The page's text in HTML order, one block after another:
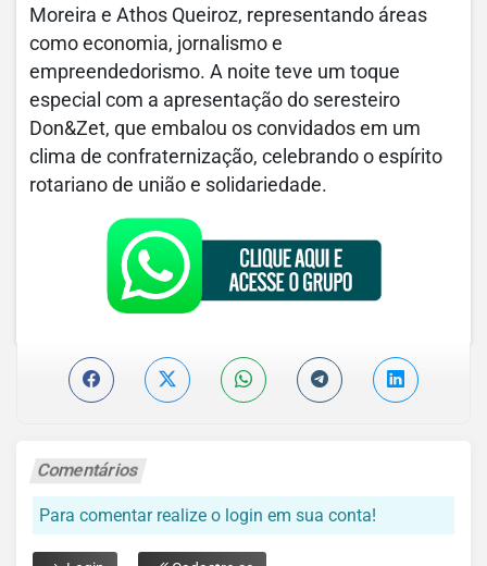
Moreira e Athos Queiroz, representando áreas
como economia, jornalismo e
empreendedorismo. A noite teve um toque
especial com a apresentação do seresteiro
Don&Zet, que embalou os convidados em um
clima de confraternização, celebrando o espírito
rotariano de união e solidariedade.
Comentários
Para comentar realize o login em sua conta!